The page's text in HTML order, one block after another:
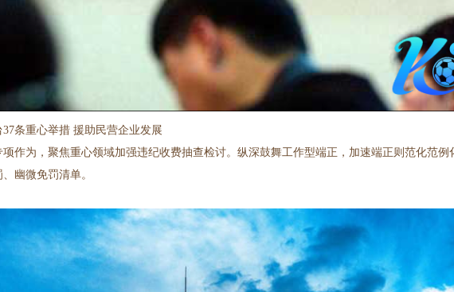
条重心举措 援助民营企业发展
作为，聚焦重心领域加强违纪收费抽查检讨。纵深鼓舞工作型端正，加速端正则范化范
幽微免罚清单。